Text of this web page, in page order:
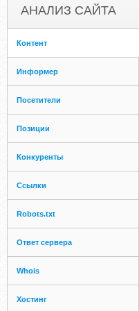
АНАЛИЗ САЙТА
Контент
Информер
Посетители
Позиции
Конкуренты
Ссылки
Robots.txt
Ответ сервера
Whois
Хостинг